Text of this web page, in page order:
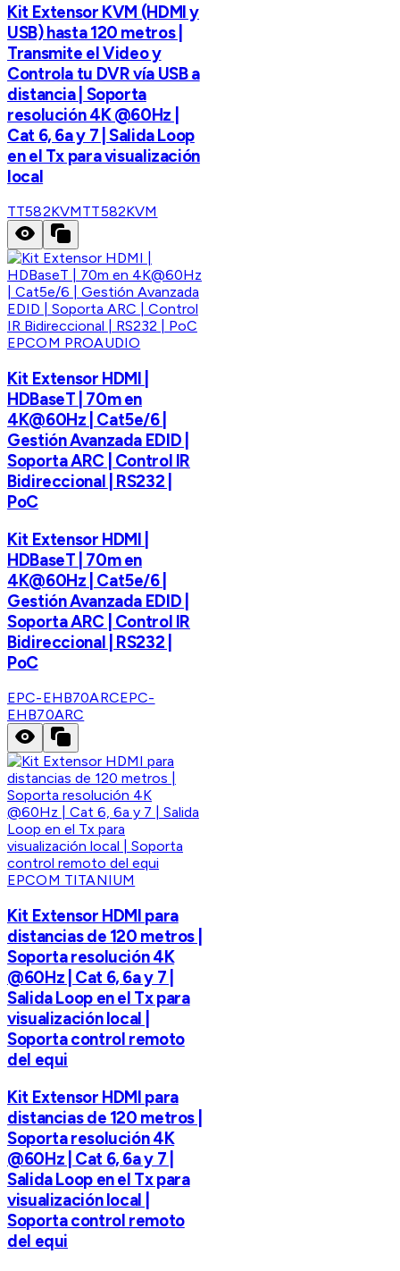
Kit Extensor KVM (HDMI y
USB) hasta 120 metros |
Transmite el Video y
Controla tu DVR vía USB a
distancia | Soporta
resolución 4K @60Hz |
Cat 6, 6a y 7 | Salida Loop
en el Tx para visualización
local
TT582KVMTT582KVM
EPCOM PROAUDIO
Kit Extensor HDMI |
HDBaseT | 70m en
4K@60Hz | Cat5e/6 |
Gestión Avanzada EDID |
Soporta ARC | Control IR
Bidireccional | RS232 |
PoC
Kit Extensor HDMI |
HDBaseT | 70m en
4K@60Hz | Cat5e/6 |
Gestión Avanzada EDID |
Soporta ARC | Control IR
Bidireccional | RS232 |
PoC
EPC-EHB70ARCEPC-
EHB70ARC
EPCOM TITANIUM
Kit Extensor HDMI para
distancias de 120 metros |
Soporta resolución 4K
@60Hz | Cat 6, 6a y 7 |
Salida Loop en el Tx para
visualización local |
Soporta control remoto
del equi
Kit Extensor HDMI para
distancias de 120 metros |
Soporta resolución 4K
@60Hz | Cat 6, 6a y 7 |
Salida Loop en el Tx para
visualización local |
Soporta control remoto
del equi